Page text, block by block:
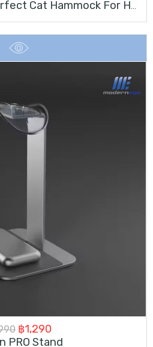
price
฿2,990.
price
Cat Bed For DeskPerfect Cat Hammock For Home Office Desk Nest Rotable Adjustable
Original
฿1,290
PRO Stand